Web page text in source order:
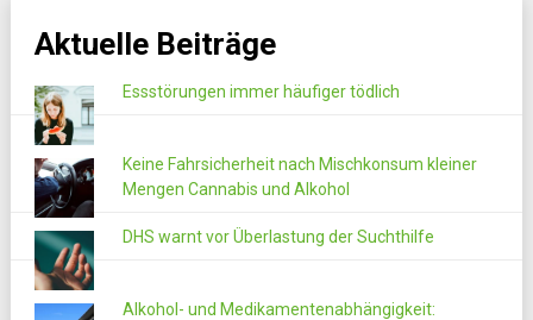
Aktuelle Beiträge
Essstörungen immer häufiger tödlich
Keine Fahrsicherheit nach Mischkonsum kleiner
Mengen Cannabis und Alkohol
DHS warnt vor Überlastung der Suchthilfe
Alkohol- und Medikamentenabhängigkeit: